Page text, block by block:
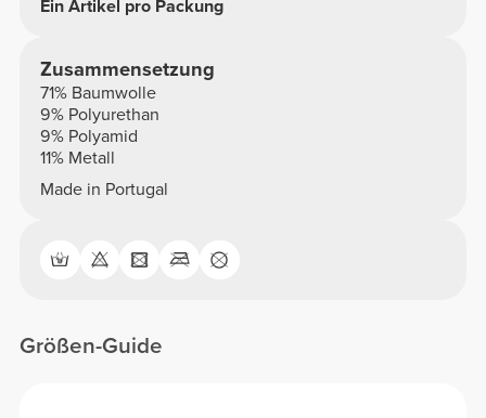
Ein Artikel pro Packung
Zusammensetzung
71% Baumwolle
9% Polyurethan
9% Polyamid
11% Metall
Made in Portugal
Größen-Guide